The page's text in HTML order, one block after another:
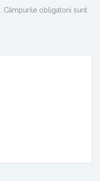
Câmpurile obligatorii sunt